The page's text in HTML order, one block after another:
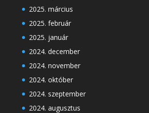
2025. március
2025. február
2025. január
2024. december
2024. november
2024. október
2024. szeptember
2024. augusztus